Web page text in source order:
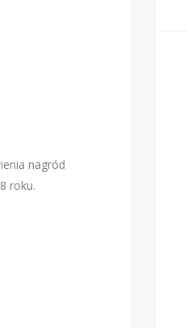
nagród
roku.